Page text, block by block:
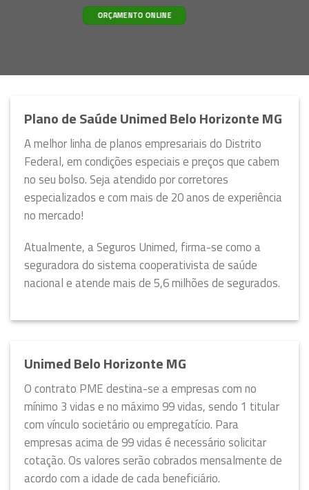
ORÇAMENTO ONLINE
Plano de Saúde Unimed Belo Horizonte MG
A melhor linha de planos empresariais do Distrito
Federal, em condições especiais e preços que cabem
no seu bolso. Seja atendido por corretores
especializados e com mais de 20 anos de experiência
no mercado!
Atualmente, a Seguros Unimed, firma-se como a
seguradora do sistema cooperativista de saúde
nacional e atende mais de 5,6 milhões de segurados.
Unimed Belo Horizonte MG
O contrato PME destina-se a empresas com no
mínimo 3 vidas e no máximo 99 vidas, sendo 1 titular
com vínculo societário ou empregatício. Para
empresas acima de 99 vidas é necessário solicitar
cotação. Os valores serão cobrados mensalmente de
acordo com a idade de cada beneficiário.